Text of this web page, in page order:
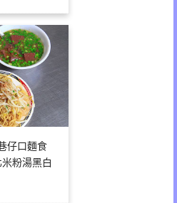
仔口麵食
粉湯黑白